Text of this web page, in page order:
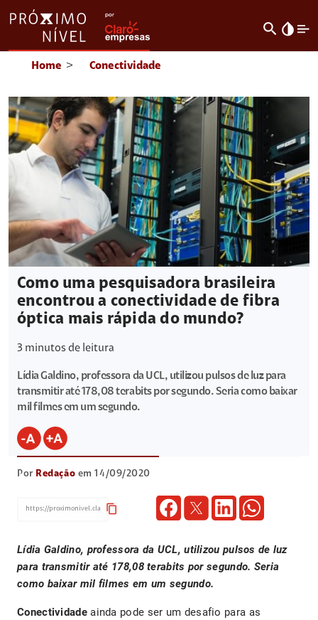
search invert_colors
Home > Conectividade
Como uma pesquisadora brasileira
encontrou a conectividade de fibra
óptica mais rápida do mundo?
3 minutos de leitura
Lídia Galdino, professora da UCL, utilizou pulsos de luz para
transmitir até 178,08 terabits por segundo. Seria como baixar
mil filmes em um segundo.
Por Redação em 14/09/2020
content_copy
Lídia Galdino, professora da UCL, utilizou pulsos de luz
para transmitir até 178,08 terabits por segundo. Seria
como baixar mil filmes em um segundo.
Conectividadeainda pode ser um desafio para as